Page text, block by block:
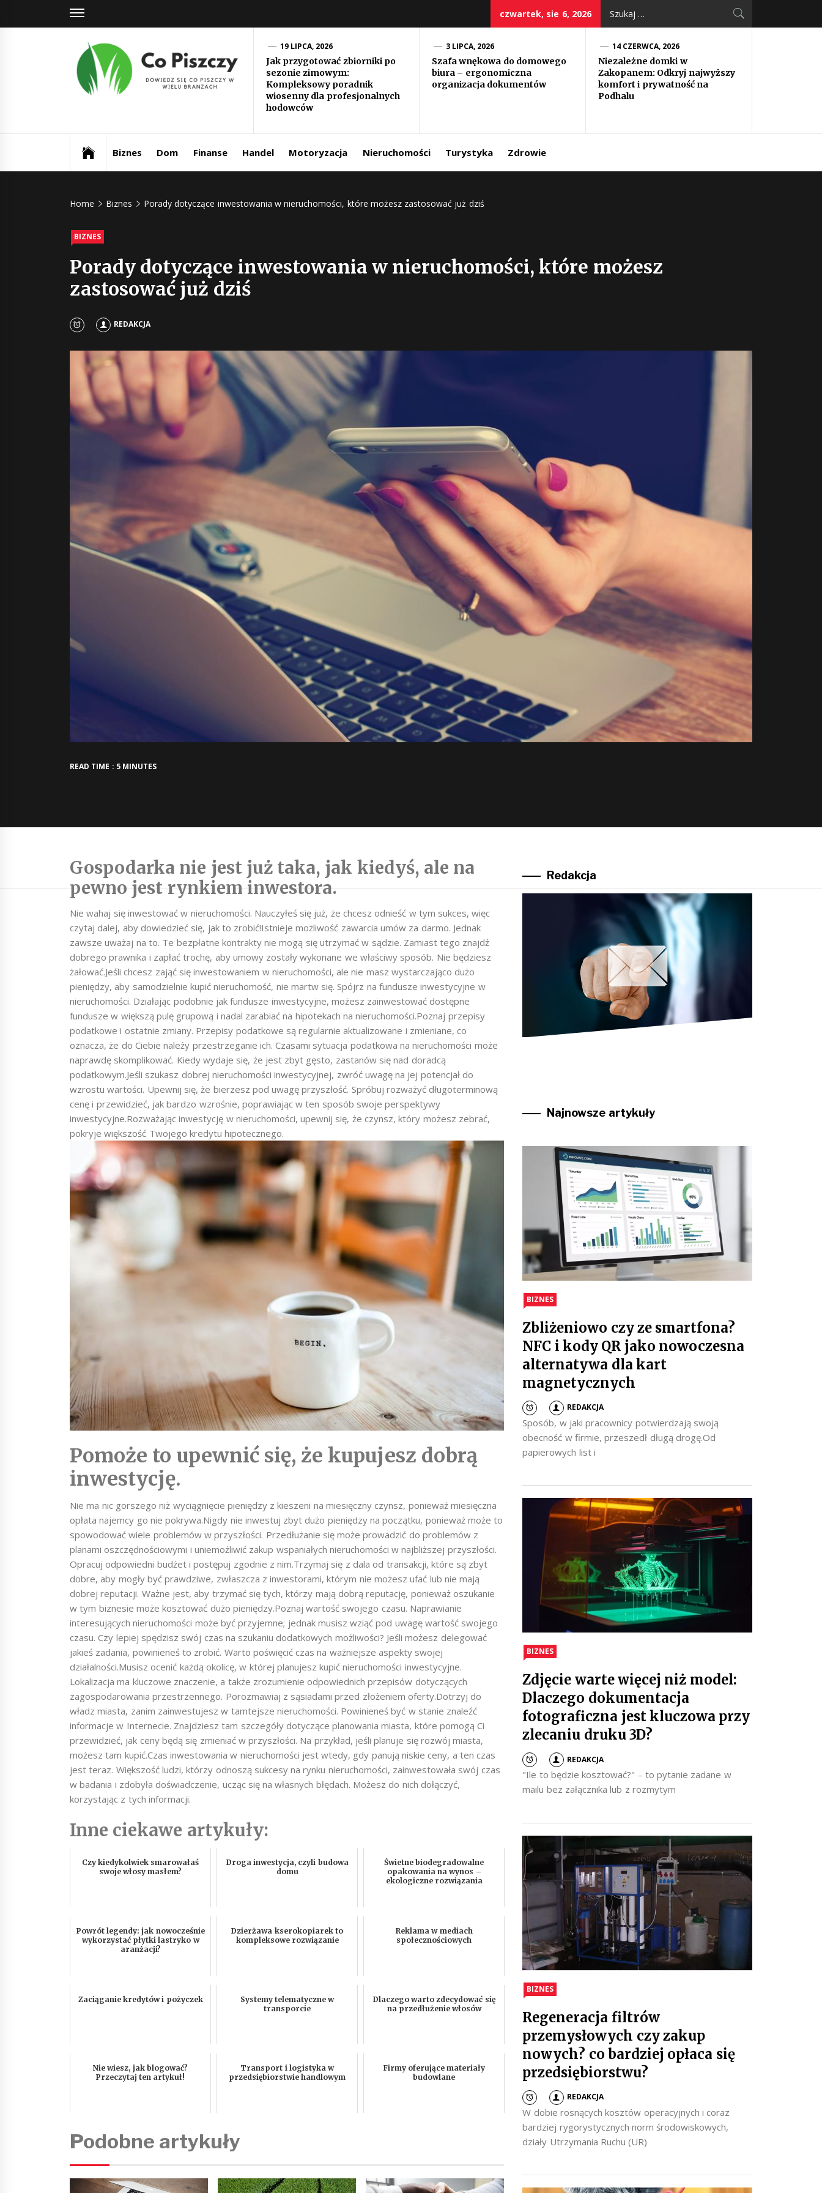
czwartek, sie 6, 2026
Szukaj:
Co
Piszczy
19 LIPCA, 2026
Jak przygotować zbiorniki po
sezonie zimowym:
Kompleksowy poradnik
wiosenny dla profesjonalnych
hodowców
3 LIPCA, 2026
Szafa wnękowa do domowego
biura – ergonomiczna
organizacja dokumentów
14 CZERWCA, 2026
Niezależne domki w
Zakopanem: Odkryj najwyższy
komfort i prywatność na
Podhalu
Biznes Dom Finanse Handel Motoryzacja Nieruchomości Turystyka Zdrowie
Home Biznes Porady dotyczące inwestowania w nieruchomości, które możesz zastosować już dziś
BIZNES
Porady dotyczące inwestowania w nieruchomości, które możesz
zastosować już dziś
REDAKCJA
READ TIME : 5 MINUTES
Gospodarka nie jest już taka, jak kiedyś, ale na
pewno jest rynkiem inwestora.
Nie wahaj się inwestować w nieruchomości. Nauczyłeś się już, że chcesz odnieść w tym sukces, więc
czytaj dalej, aby dowiedzieć się, jak to zrobić!Istnieje możliwość zawarcia umów za darmo. Jednak
zawsze uważaj na to. Te bezpłatne kontrakty nie mogą się utrzymać w sądzie. Zamiast tego znajdź
dobrego prawnika i zapłać trochę, aby umowy zostały wykonane we właściwy sposób. Nie będziesz
żałować.Jeśli chcesz zająć się inwestowaniem w nieruchomości, ale nie masz wystarczająco dużo
pieniędzy, aby samodzielnie kupić nieruchomość, nie martw się. Spójrz na fundusze inwestycyjne w
nieruchomości. Działając podobnie jak fundusze inwestycyjne, możesz zainwestować dostępne
fundusze w większą pulę grupową i nadal zarabiać na hipotekach na nieruchomości.Poznaj przepisy
podatkowe i ostatnie zmiany. Przepisy podatkowe są regularnie aktualizowane i zmieniane, co
oznacza, że ​​do Ciebie należy przestrzeganie ich. Czasami sytuacja podatkowa na nieruchomości może
naprawdę skomplikować. Kiedy wydaje się, że jest zbyt gęsto, zastanów się nad doradcą
podatkowym.Jeśli szukasz dobrej nieruchomości inwestycyjnej, zwróć uwagę na jej potencjał do
wzrostu wartości. Upewnij się, że bierzesz pod uwagę przyszłość. Spróbuj rozważyć długoterminową
cenę i przewidzieć, jak bardzo wzrośnie, poprawiając w ten sposób swoje perspektywy
inwestycyjne.Rozważając inwestycję w nieruchomości, upewnij się, że czynsz, który możesz zebrać,
pokryje większość Twojego kredytu hipotecznego.
Pomoże to upewnić się, że kupujesz dobrą
inwestycję.
Nie ma nic gorszego niż wyciągnięcie pieniędzy z kieszeni na miesięczny czynsz, ponieważ miesięczna
opłata najemcy go nie pokrywa.Nigdy nie inwestuj zbyt dużo pieniędzy na początku, ponieważ może to
spowodować wiele problemów w przyszłości. Przedłużanie się może prowadzić do problemów z
planami oszczędnościowymi i uniemożliwić zakup wspaniałych nieruchomości w najbliższej przyszłości.
Opracuj odpowiedni budżet i postępuj zgodnie z nim.Trzymaj się z dala od transakcji, które są zbyt
dobre, aby mogły być prawdziwe, zwłaszcza z inwestorami, którym nie możesz ufać lub nie mają
dobrej reputacji. Ważne jest, aby trzymać się tych, którzy mają dobrą reputację, ponieważ oszukanie
w tym biznesie może kosztować dużo pieniędzy.Poznaj wartość swojego czasu. Naprawianie
interesujących nieruchomości może być przyjemne; jednak musisz wziąć pod uwagę wartość swojego
czasu. Czy lepiej spędzisz swój czas na szukaniu dodatkowych możliwości? Jeśli możesz delegować
jakieś zadania, powinieneś to zrobić. Warto poświęcić czas na ważniejsze aspekty swojej
działalności.Musisz ocenić każdą okolicę, w której planujesz kupić nieruchomości inwestycyjne.
Lokalizacja ma kluczowe znaczenie, a także zrozumienie odpowiednich przepisów dotyczących
zagospodarowania przestrzennego. Porozmawiaj z sąsiadami przed złożeniem oferty.Dotrzyj do
władz miasta, zanim zainwestujesz w tamtejsze nieruchomości. Powinieneś być w stanie znaleźć
informacje w Internecie. Znajdziesz tam szczegóły dotyczące planowania miasta, które pomogą Ci
przewidzieć, jak ceny będą się zmieniać w przyszłości. Na przykład, jeśli planuje się rozwój miasta,
możesz tam kupić.Czas inwestowania w nieruchomości jest wtedy, gdy panują niskie ceny, a ten czas
jest teraz. Większość ludzi, którzy odnoszą sukcesy na rynku nieruchomości, zainwestowała swój czas
w badania i zdobyła doświadczenie, ucząc się na własnych błędach. Możesz do nich dołączyć,
korzystając z tych informacji.
Inne ciekawe artykuły:
Czy kiedykolwiek smarowałaś
swoje włosy masłem?
Droga inwestycja, czyli budowa
domu
Świetne biodegradowalne
opakowania na wynos –
ekologiczne rozwiązania
Powrót legendy: jak nowocześnie
wykorzystać płytki lastryko w
aranżacji?
Dzierżawa kserokopiarek to
kompleksowe rozwiązanie
Reklama w mediach
społecznościowych
Zaciąganie kredytów i pożyczek
Systemy telematyczne w
transporcie
Dlaczego warto zdecydować się
na przedłużenie włosów
Nie wiesz, jak blogować?
Przeczytaj ten artykuł!
Transport i logistyka w
przedsiębiorstwie handlowym
Firmy oferujące materiały
budowlane
Podobne artykuły
Redakcja
Najnowsze artykuły
BIZNES
Zbliżeniowo czy ze smartfona?
NFC i kody QR jako nowoczesna
alternatywa dla kart
magnetycznych
REDAKCJA
Sposób, w jaki pracownicy potwierdzają swoją
obecność w firmie, przeszedł długą drogę.Od
papierowych list i
BIZNES
Zdjęcie warte więcej niż model:
Dlaczego dokumentacja
fotograficzna jest kluczowa przy
zlecaniu druku 3D?
REDAKCJA
"Ile to będzie kosztować?" – to pytanie zadane w
mailu bez załącznika lub z rozmytym
BIZNES
Regeneracja filtrów
przemysłowych czy zakup
nowych? co bardziej opłaca się
przedsiębiorstwu?
REDAKCJA
W dobie rosnących kosztów operacyjnych i coraz
bardziej rygorystycznych norm środowiskowych,
działy Utrzymania Ruchu (UR)